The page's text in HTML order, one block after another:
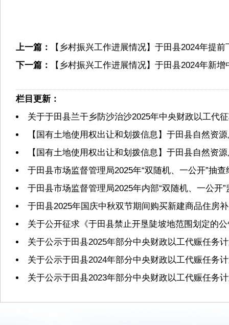
上一篇：
【乡村振兴工作进展情况】于田县2024年提
下一篇：
【乡村振兴工作进展情况】于田县2024年新
栏目更新：
关于于田县兰干乡防沙治沙2025年中央财政以工代
【国有土地使用权出让和划拨信息】于田县自然资
【国有土地使用权出让和划拨信息】于田县自然资
于田县市场监督管理局2025年“双随机、一公开”抽查
于田县市场监督管理局2025年内部“双随机、一公开
于田县2025年国庆中秋双节期间购买新建商品住房
关于公开征求《于田县禁止开垦陡坡地范围划定的
关于公示于田县2025年部分中央财政以工代赈任务
关于公示于田县2024年部分中央财政以工代赈任务
关于公示于田县2023年部分中央财政以工代赈任务